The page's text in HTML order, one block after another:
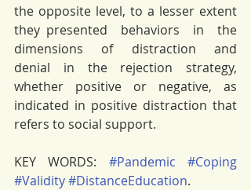
the opposite level, to a lesser extent
they presented  behaviors  in  the
dimensions  of  distraction  and
denial  in  the  rejection  strategy,
whether positive or negative, as
indicated in positive distraction that
refers to social support.
KEY WORDS: #Pandemic
#Coping
#Validity#DistanceEducation.